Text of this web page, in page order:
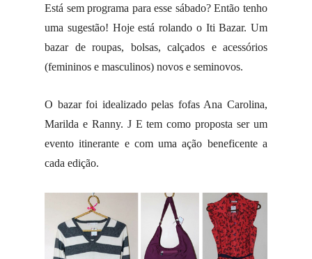
Está sem programa para esse sábado? Então tenho
uma sugestão! Hoje está rolando o Iti Bazar. Um
bazar de roupas, bolsas, calçados e acessórios
(femininos e masculinos) novos e seminovos.
O bazar foi idealizado pelas fofas Ana Carolina,
Marilda e Ranny. JE tem como proposta ser um
evento itinerante e com uma ação beneficente a
cada edição.